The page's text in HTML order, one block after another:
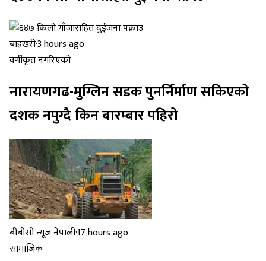
बाह्रखरी·3 hours ago
वर्गीकृत नगरिएको
नारायणगढ-मुग्लिन सडक पुनर्निर्माण सकिएको
दशक नपुग्दै किन बारम्बार पहिरो
बीबीसी न्यूज नेपाली·17 hours ago
सामाजिक